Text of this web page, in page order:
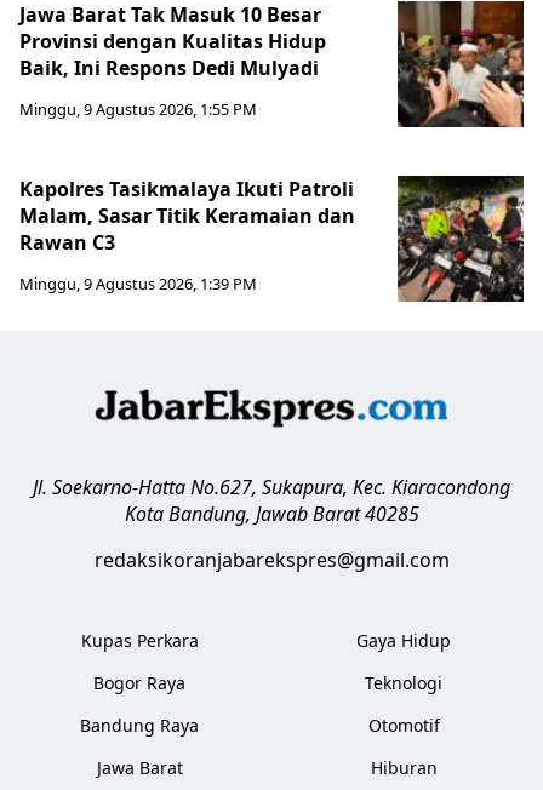
Jawa Barat Tak Masuk 10 Besar
Provinsi dengan Kualitas Hidup
Baik, Ini Respons Dedi Mulyadi
Minggu, 9 Agustus 2026, 1:55 PM
Kapolres Tasikmalaya Ikuti Patroli
Malam, Sasar Titik Keramaian dan
Rawan C3
Minggu, 9 Agustus 2026, 1:39 PM
Jl. Soekarno-Hatta No.627, Sukapura, Kec. Kiaracondong
Kota Bandung, Jawab Barat 40285
redaksikoranjabarekspres@gmail.com
Kupas Perkara
Bogor Raya
Bandung Raya
Jawa Barat
Gaya Hidup
Teknologi
Otomotif
Hiburan